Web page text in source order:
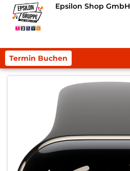
Epsilon Shop GmbH
Termin Buchen